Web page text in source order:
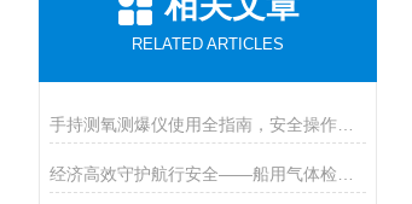
RELATED ARTICLES